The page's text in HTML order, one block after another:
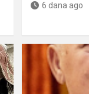
6 dana ago